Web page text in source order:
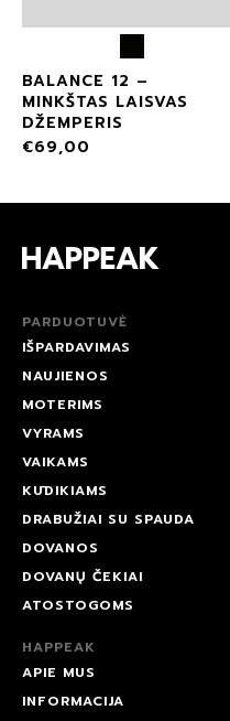
BALANCE 12 –
MINKŠTAS LAISVAS
DŽEMPERIS
€69,00
PARDUOTUVĖ
IŠPARDAVIMAS
NAUJIENOS
MOTERIMS
VYRAMS
VAIKAMS
KŪDIKIAMS
DRABUŽIAI SU SPAUDA
DOVANOS
DOVANŲ ČEKIAI
ATOSTOGOMS
HAPPEAK
APIE MUS
INFORMACIJA